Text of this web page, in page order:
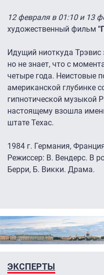
12 февраля в 01:10 и 13
художественный фильм
Идущий ниоткуда Трэвис
но не знает, что с
четыре года. Неистовые
американской глубинке
гипнотической музыкой
настоящему взошла
штате Техас.
1984 г. Германия,
Режиссер: В. Вендерс. В
Берри, Б. Викки. Драма.
ЭКСПЕРТЫ